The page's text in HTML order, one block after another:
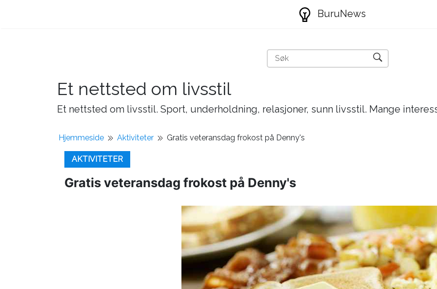
BuruNews
Et nettsted om livsstil
Et nettsted om livsstil. Sport, underholdning, relasjoner, sunn livsstil. Mange
Hjemmeside Aktiviteter Gratis veteransdag frokost på Denny's
AKTIVITETER
Gratis veteransdag frokost på Denny's